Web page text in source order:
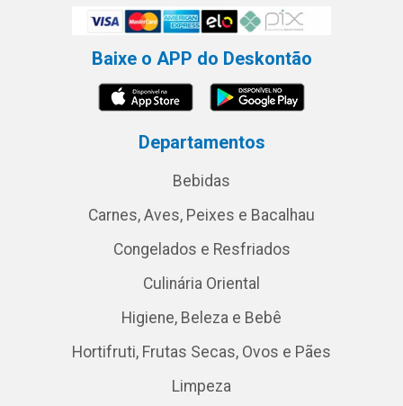
Baixe o APP do Deskontão
Departamentos
Bebidas
Carnes, Aves, Peixes e Bacalhau
Congelados e Resfriados
Culinária Oriental
Higiene, Beleza e Bebê
Hortifruti, Frutas Secas, Ovos e Pães
Limpeza